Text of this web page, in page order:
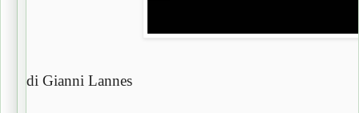
di Gianni Lannes